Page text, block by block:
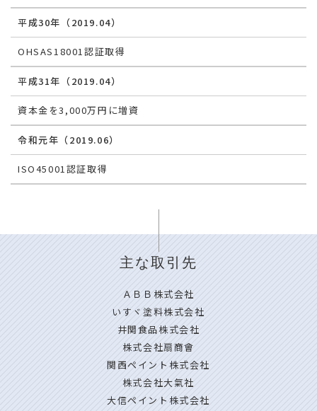
平成30年（2019.04）
OHSAS18001認証取得
平成31年（2019.04）
資本金を3,000万円に増資
令和元年（2019.06）
ISO45001認証取得
主な取引先
ＡＢＢ株式会社
いすヾ塗料株式会社
井関食品株式会社
株式会社扇商會
関西ペイント株式会社
株式会社大氣社
大信ペイント株式会社